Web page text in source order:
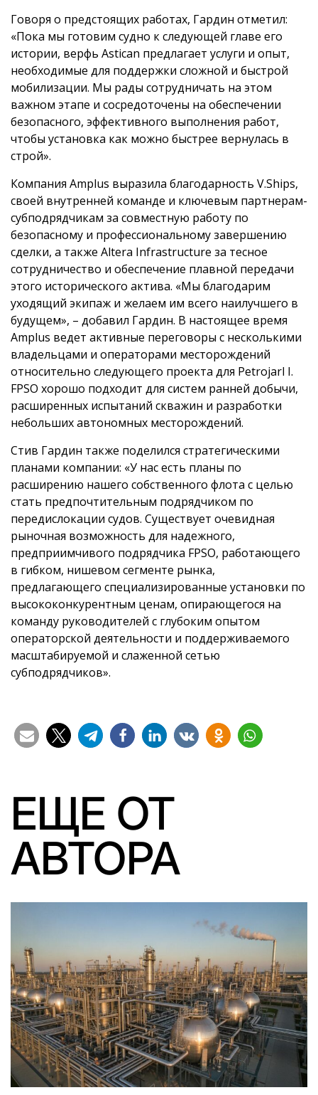
Говоря о предстоящих работах, Гардин отметил:
«Пока мы готовим судно к следующей главе его
истории, верфь Astican предлагает услуги и опыт,
необходимые для поддержки сложной и быстрой
мобилизации. Мы рады сотрудничать на этом
важном этапе и сосредоточены на обеспечении
безопасного, эффективного выполнения работ,
чтобы установка как можно быстрее вернулась в
строй».
Компания Amplus выразила благодарность V.Ships,
своей внутренней команде и ключевым партнерам-
субподрядчикам за совместную работу по
безопасному и профессиональному завершению
сделки, а также Altera Infrastructure за тесное
сотрудничество и обеспечение плавной передачи
этого исторического актива. «Мы благодарим
уходящий экипаж и желаем им всего наилучшего в
будущем», – добавил Гардин. В настоящее время
Amplus ведет активные переговоры с несколькими
владельцами и операторами месторождений
относительно следующего проекта для Petrojarl I.
FPSO хорошо подходит для систем ранней добычи,
расширенных испытаний скважин и разработки
небольших автономных месторождений.
Стив Гардин также поделился стратегическими
планами компании: «У нас есть планы по
расширению нашего собственного флота с целью
стать предпочтительным подрядчиком по
передислокации судов. Существует очевидная
рыночная возможность для надежного,
предприимчивого подрядчика FPSO, работающего
в гибком, нишевом сегменте рынка,
предлагающего специализированные установки по
высококонкурентным ценам, опирающегося на
команду руководителей с глубоким опытом
операторской деятельности и поддерживаемого
масштабируемой и слаженной сетью
субподрядчиков».
ЕЩЕ ОТ
АВТОРА